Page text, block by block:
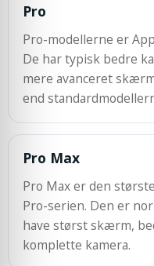
Pro
Pro-modellerne er
De har typisk bedre
mere avanceret
end
Pro Max
Pro Max er den
Pro-serien. Den er
have størst skærm,
komplette kamera.